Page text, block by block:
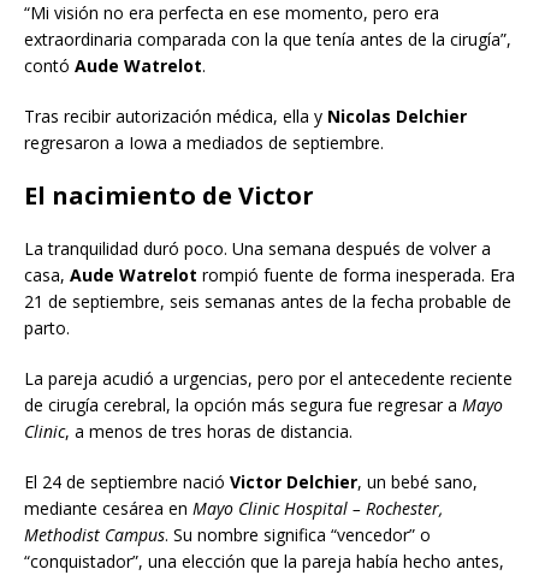
“Mi visión no era perfecta en ese momento, pero era
extraordinaria comparada con la que tenía antes de la cirugía”,
contó Aude Watrelot.
Tras recibir autorización médica, ella y Nicolas Delchier
regresaron a Iowa a mediados de septiembre.
El nacimiento de Victor
La tranquilidad duró poco. Una semana después de volver a
casa, Aude Watrelot rompió fuente de forma inesperada. Era
21 de septiembre, seis semanas antes de la fecha probable de
parto.
La pareja acudió a urgencias, pero por el antecedente reciente
de cirugía cerebral, la opción más segura fue regresar a Mayo
Clinic, a menos de tres horas de distancia.
El 24 de septiembre nació Victor Delchier, un bebé sano,
mediante cesárea en Mayo Clinic Hospital – Rochester,
Methodist Campus. Su nombre significa “vencedor” o
“conquistador”, una elección que la pareja había hecho antes,